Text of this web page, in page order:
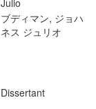
Julio
ブディマン, ジョハ
ネス ジュリオ
Dissertant